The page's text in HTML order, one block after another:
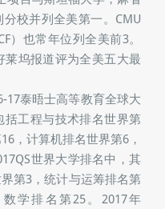
软科世界大学学术排名
育世界大学排名第28位，